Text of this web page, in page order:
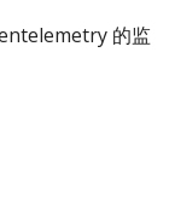
的监